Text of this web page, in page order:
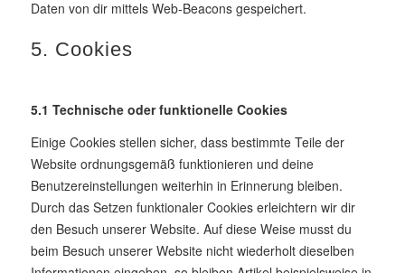
Daten von dir mittels Web-Beacons gespeichert.
5. Cookies
5.1 Technische oder funktionelle Cookies
Einige Cookies stellen sicher, dass bestimmte Teile der
Website ordnungsgemäß funktionieren und deine
Benutzereinstellungen weiterhin in Erinnerung bleiben.
Durch das Setzen funktionaler Cookies erleichtern wir dir
den Besuch unserer Website. Auf diese Weise musst du
beim Besuch unserer Website nicht wiederholt dieselben